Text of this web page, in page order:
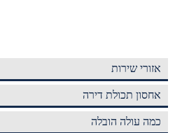
אזורי שירות
אחסון תכולת דירה
כמה עולה הובלה